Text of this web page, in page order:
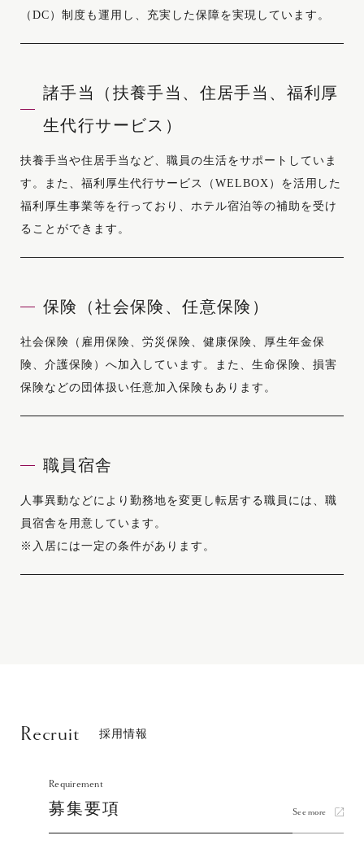
（DC）制度も運用し、充実した保障を実現しています。
諸手当（扶養手当、住居手当、福利厚
生代行サービス）
扶養手当や住居手当など、職員の生活をサポートしていま
す。また、福利厚生代行サービス（WELBOX）を活用した
福利厚生事業等を行っており、ホテル宿泊等の補助を受け
ることができます。
保険（社会保険、任意保険）
社会保険（雇用保険、労災保険、健康保険、厚生年金保
険、介護保険）へ加入しています。また、生命保険、損害
保険などの団体扱い任意加入保険もあります。
職員宿舎
人事異動などにより勤務地を変更し転居する職員には、職
員宿舎を用意しています。
※入居には一定の条件があります。
Recruit 採用情報
Requirement
募集要項 See more